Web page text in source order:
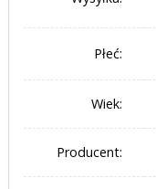
Płeć:
Wiek:
Producent: